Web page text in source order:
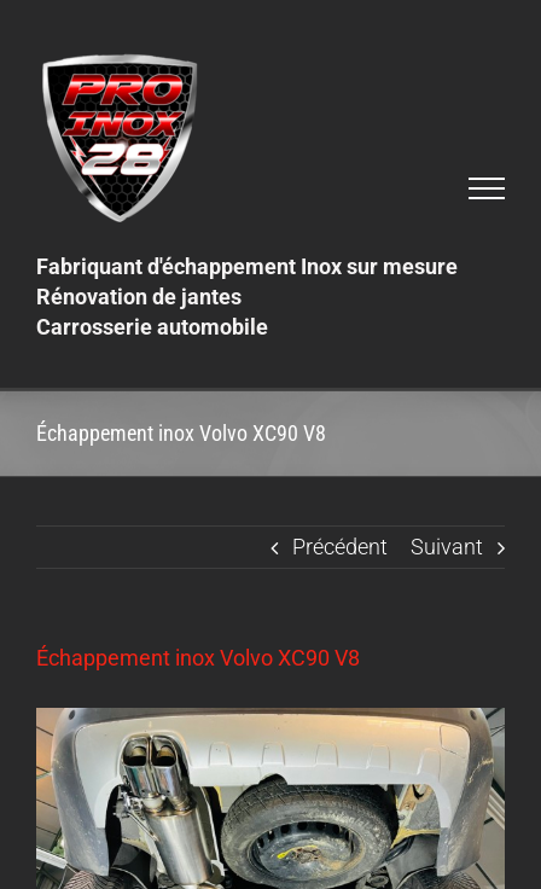
content
Fabriquant d'échappement Inox sur mesure
Rénovation de jantes
Carrosserie automobile
Échappement inox Volvo XC90 V8
Précédent Suivant
Échappement inox Volvo XC90 V8